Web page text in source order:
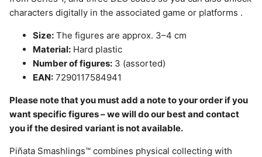
characters digitally in the associated game or platforms .
Size: The figures are approx. 3–4 cm
Material: Hard plastic
Number of figures: 3 (assorted)
EAN: 7290117584941
Please note that you must add a note to your order if you
want specific figures – we will do our best and contact
you if the desired variant is not available.
Piñata Smashlings™ combines physical collecting with